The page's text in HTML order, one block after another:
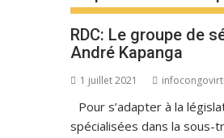
RDC: Le groupe de
André Kapanga
1 juillet 2021
Pour s’adapter à la
spécialisées dans la sous-